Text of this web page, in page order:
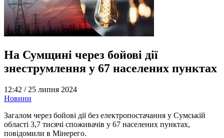
На Сумщині через бойові дії
знеструмлення у 67 населених пунктах
12:42 / 25 липня 2024
Новини
Загалом через бойові дії без електропостачання у Сумській
області 3,7 тисячі споживачів у 67 населених пунктах,
повідомили в Мінерего.